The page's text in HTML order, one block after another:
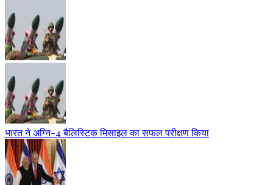
भारत ने अग्नि-4 बैलिस्टिक मिसाइल का सफल परीक्षण किया